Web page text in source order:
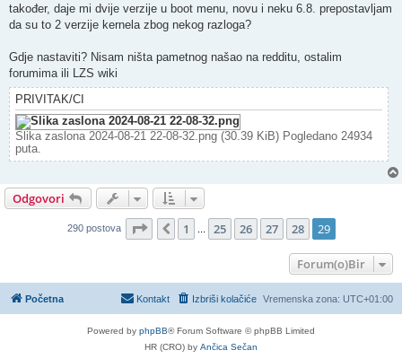
također, daje mi dvije verzije u boot menu, novu i neku 6.8. prepostavljam
da su to 2 verzije kernela zbog nekog razloga?
Gdje nastaviti? Nisam ništa pametnog našao na redditu, ostalim
forumima ili LZS wiki
PRIVITAK/CI
Slika zaslona 2024-08-21 22-08-32.png (30.39 KiB) Pogledano 24934
puta.
Odgovori
290 postova Stranica:29 /29
Prethodna
1 25 26 27 28 29
Forum(o)Bir
Početna Vremenska zona: UTC+01:00
Izbriši kolačiće
Kontakt
Powered by phpBB® Forum Software © phpBB Limited
HR (CRO) by Ančica Sečan